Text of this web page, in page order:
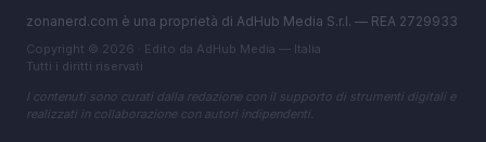
zonanerd.com è una proprietà di AdHub Media S.r.l. — REA 2729933
Copyright © 2026 · Edito da AdHub Media — Italia
Tutti i diritti riservati
I contenuti sono curati dalla redazione con il supporto di strumenti digitali e
realizzati in collaborazione con autori indipendenti.